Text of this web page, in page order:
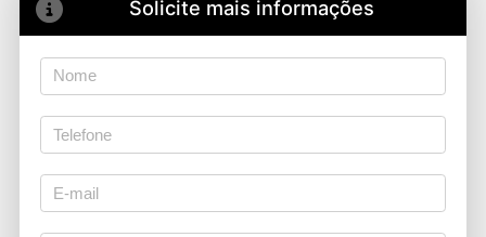
Solicite mais informações